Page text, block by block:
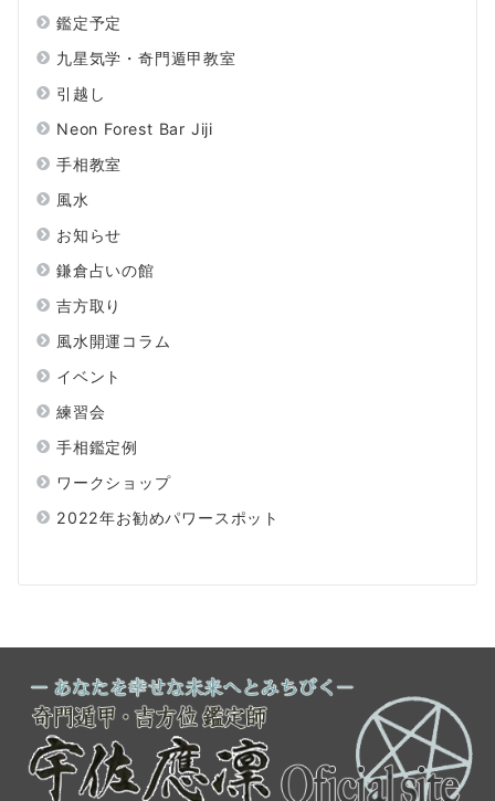
鑑定予定
九星気学・奇門遁甲教室
引越し
Neon Forest Bar Jiji
手相教室
風水
お知らせ
鎌倉占いの館
吉方取り
風水開運コラム
イベント
練習会
手相鑑定例
ワークショップ
2022年お勧めパワースポット